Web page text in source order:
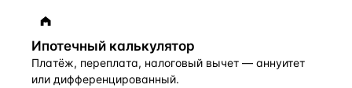
Ипотечный калькулятор
Платёж, переплата, налоговый вычет — аннуитет
или дифференцированный.